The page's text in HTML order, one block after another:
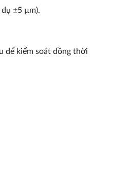
±5 µm).
để kiểm soát đồng thời